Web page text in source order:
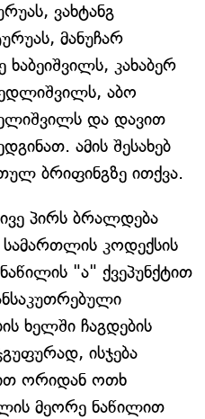
ვახტანგ
მანუჩარ
კახაბერ
აბო
და დავით
ამის შესახებ
ბრიფინგზე ითქვა.
პირს ბრალდება
კოდექსის
"ა" ქვეპუნქტით
ხელში ჩაგდების
ისჯება
ორიდან ოთხ
მეორე ნაწილით